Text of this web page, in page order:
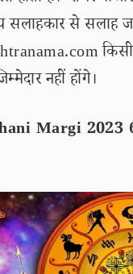
सलाहकार से सलाह
किसी
नहीं होंगे।
Margi 2023